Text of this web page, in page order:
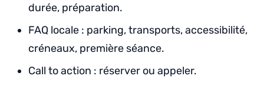
durée, préparation.
FAQ locale : parking, transports, accessibilité,
créneaux, première séance.
Call to action : réserver ou appeler.